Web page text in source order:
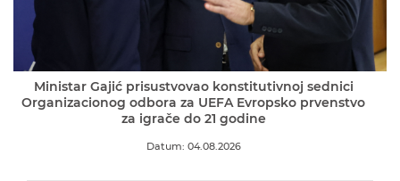
Ministar Gajić prisustvovao konstitutivnoj sednici
Organizacionog odbora za UEFA Evropsko prvenstvo
za igrače do 21 godine
Datum: 04.08.2026